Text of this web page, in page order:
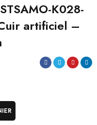
K028-
artificiel –